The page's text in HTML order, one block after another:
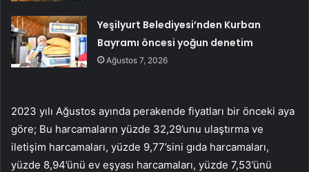
Yeşilyurt Belediyesi’nden Kurban
Bayramı öncesi yoğun denetim
Ağustos 7, 2026
2023 yılı Ağustos ayında perakende fiyatları bir önceki aya
göre; Bu harcamaların yüzde 32,29’unu ulaştırma ve
iletişim harcamaları, yüzde 9,77’sini gıda harcamaları,
yüzde 8,94’ünü ev eşyası harcamaları, yüzde 7,53’ünü